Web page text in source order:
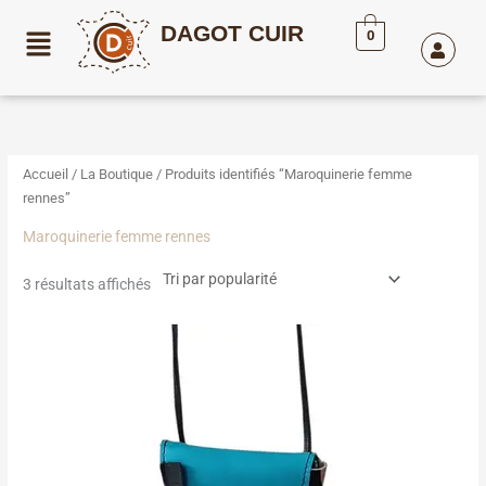
contenu
DAGOT CUIR 0
Accueil / La Boutique / Produits identifiés “Maroquinerie femme
rennes”
Maroquinerie femme rennes
3 résultats affichés
Trié
Ce
produit
a
plusieurs
variations.
options